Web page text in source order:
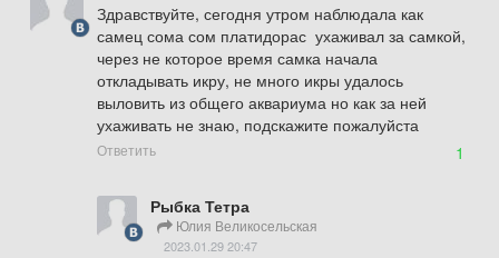
Здравствуйте, сегодня утром наблюдала как
самец сома сом платидорас  ухаживал за самкой,
через не которое время самка начала
откладывать икру, не много икры удалось
выловить из общего аквариума но как за ней
ухаживать не знаю, подскажите пожалуйста
Ответить 1
Рыбка Тетра
Юлия Великосельская
2023.01.29 20:47